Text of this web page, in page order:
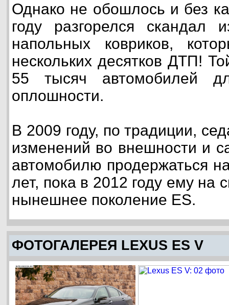
Однако не обошлось и без
году разгорелся скандал
напольных ковриков,
нескольких десятков ДТП!
55 тысяч автомобилей
оплошности.
В 2009 году, по традиции,
изменений во внешности и
автомобилю продержаться
лет, пока в 2012 году ему на
нынешнее поколение ES.
ФОТОГАЛЕРЕЯ LEXUS ES V